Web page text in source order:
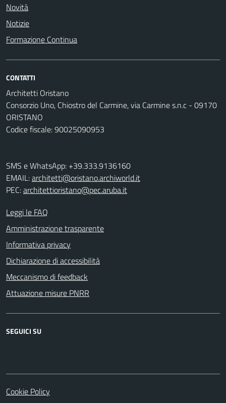
Novità
Notizie
Formazione Continua
CONTATTI
Architetti Oristano
Consorzio Uno, Chiostro del Carmine, via Carmine s.n.c - 09170
ORISTANO
Codice fiscale: 90025090953
SMS e WhatsApp: +39.333.9136160
EMAIL:architetti@oristano.archiworld.it
PEC:architettioristano@pec.aruba.it
Leggi le FAQ
Amministrazione trasparente
Informativa privacy
Dichiarazione di accessibilità
Meccanismo di feedback
Attuazione misure PNRR
SEGUICI SU
Cookie Policy